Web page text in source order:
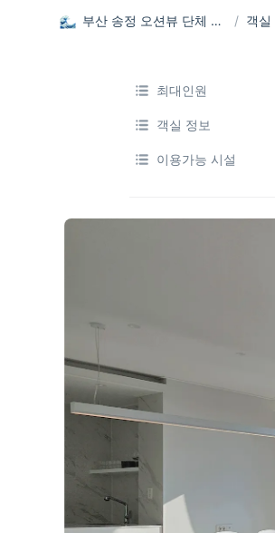
부산 송정 오션뷰 단체 펜션, 펜톤나인 / 객실
최대인원
객실 정보
이용가능 시설